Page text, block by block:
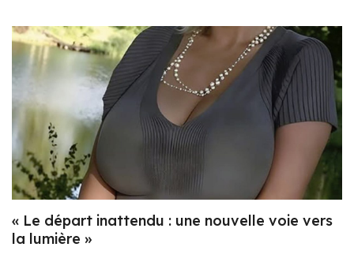
« Le départ inattendu : une nouvelle voie vers
la lumière »